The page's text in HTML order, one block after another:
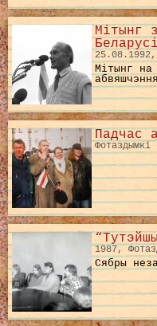
Мітынг
Беларусі
25.08.1992,
Мітынг на
Падчас
Фотаздымкі
1987,
Сябры